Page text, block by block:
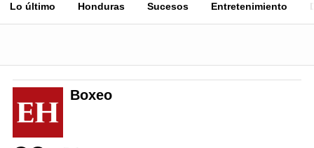
Lo último Honduras Sucesos Entretenimiento
Boxeo